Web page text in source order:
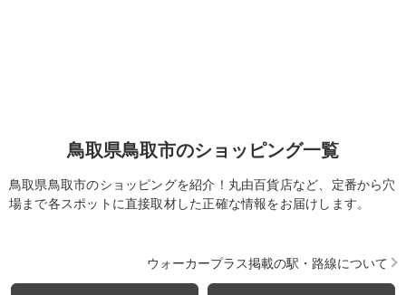
鳥取県鳥取市のショッピング一覧
鳥取県鳥取市のショッピングを紹介！丸由百貨店など、定番から穴
場まで各スポットに直接取材した正確な情報をお届けします。
ウォーカープラス掲載の駅・路線について